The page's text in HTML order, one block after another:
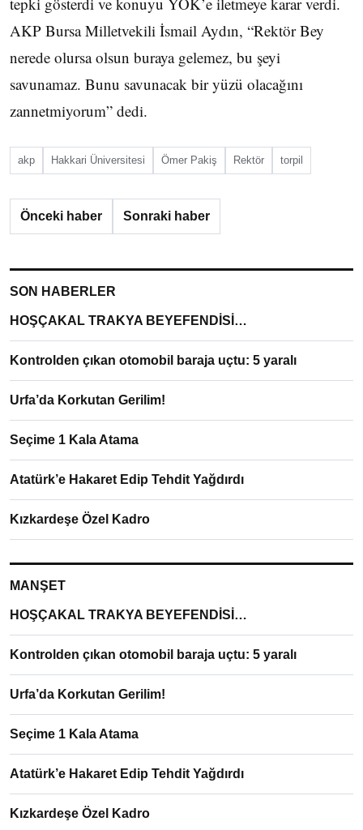
AKP Bursa Milletvekili İsmail Aydın, “Rektör Bey
nerede olursa olsun buraya gelemez, bu şeyi
savunamaz. Bunu savunacak bir yüzü olacağını
zannetmiyorum” dedi.
akp Hakkari Üniversitesi Ömer Pakiş Rektör torpil
Önceki haber Sonraki haber
SON HABERLER
HOŞÇAKAL TRAKYA BEYEFENDİSİ…
Kontrolden çıkan otomobil baraja uçtu: 5 yaralı
Urfa’da Korkutan Gerilim!
Seçime 1 Kala Atama
Atatürk’e Hakaret Edip Tehdit Yağdırdı
Kızkardeşe Özel Kadro
MANŞET
HOŞÇAKAL TRAKYA BEYEFENDİSİ…
Kontrolden çıkan otomobil baraja uçtu: 5 yaralı
Urfa’da Korkutan Gerilim!
Seçime 1 Kala Atama
Atatürk’e Hakaret Edip Tehdit Yağdırdı
Kızkardeşe Özel Kadro